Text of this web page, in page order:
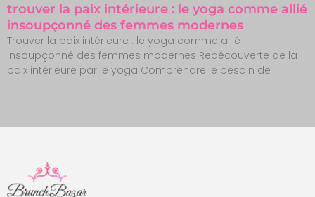
trouver la paix intérieure : le yoga comme allié
insoupçonné des femmes modernes
Trouver la paix intérieure : le yoga comme allié
insoupçonné des femmes modernes Redécouverte de la
paix intérieure par le yoga Comprendre le besoin de